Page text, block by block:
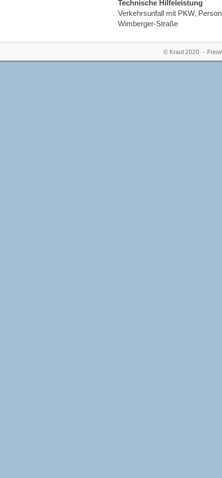
Technische Hilfeleistung
Verkehrsunfall mit PKW,
Wimberger-Straße
© Kraut 2020 -